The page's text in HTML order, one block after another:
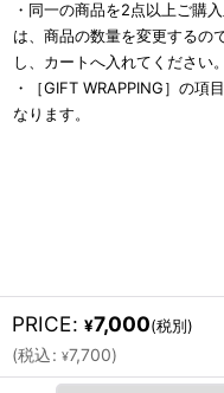
・同一の商品を2点以上ご購
は、商品の数量を変更するの
し、カートへ入れてください。
・［GIFT WRAPPING］の項
なります。
PRICE: ¥7,000(税別)
(税込: ¥7,700)